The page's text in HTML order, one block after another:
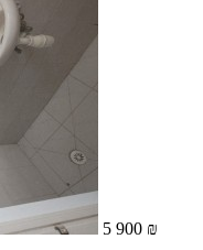
5 900 ₪